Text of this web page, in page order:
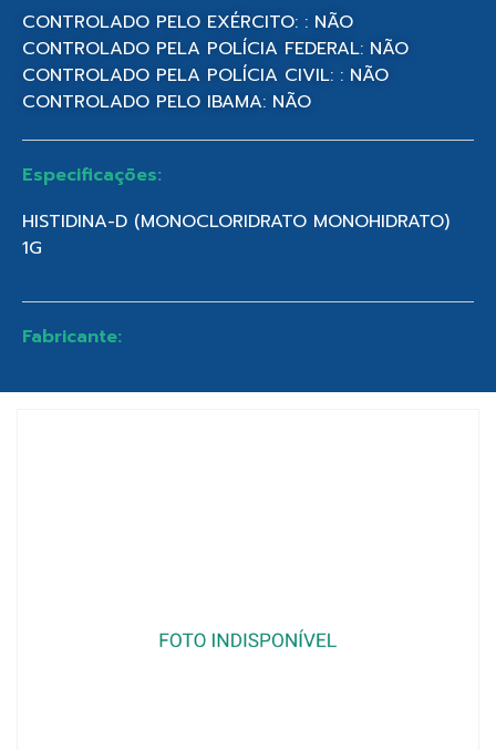
CONTROLADO PELO EXÉRCITO: : NÃO
CONTROLADO PELA POLÍCIA FEDERAL: NÃO
CONTROLADO PELA POLÍCIA CIVIL: : NÃO
CONTROLADO PELO IBAMA: NÃO
Especificações:
HISTIDINA-D (MONOCLORIDRATO MONOHIDRATO)
1G
Fabricante: